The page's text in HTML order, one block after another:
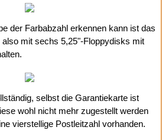
der Farbabzahl erkennen kann ist das
also mit sechs 5,25"-Floppydisks mit
selbst die Garantiekarte ist
wohl nicht mehr zugestellt werden
vierstellige Postleitzahl vorhanden.